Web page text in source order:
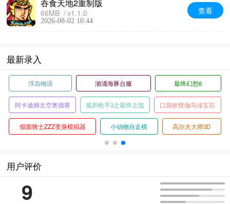
吞食天地2重制版
66MB v1.1.0
2026-08-02 10:44
查看
最新录入
浮岛物语 汹涌海豚台服 最终幻想6
阿卡迪姆太空奥德赛 孤胆枪手3之最终之战 口袋妖怪伽马绿宝石
假面骑士ZZZ变身模拟器 小动物自走棋 高尔夫大师3D
用户评价
9